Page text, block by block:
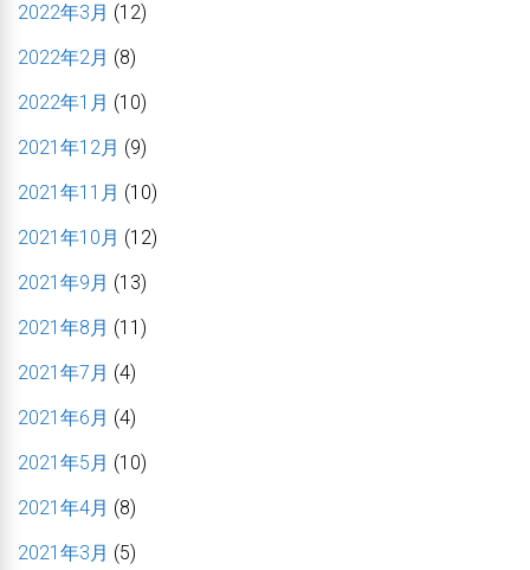
2022年3月 (12)
2022年2月 (8)
2022年1月 (10)
2021年12月 (9)
2021年11月 (10)
2021年10月 (12)
2021年9月 (13)
2021年8月 (11)
2021年7月 (4)
2021年6月 (4)
2021年5月 (10)
2021年4月 (8)
2021年3月 (5)